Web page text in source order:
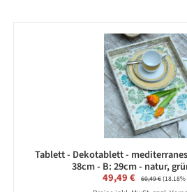
Tablett - Dekotablett -
38cm - B: 29cm - natur,
Verkaufspreis:
49,49 € Regulärer Preis:
60,49 €